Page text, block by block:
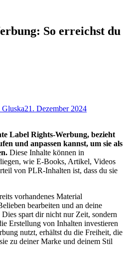
So erreichst du
21. Dezember 2024
Label Rights-Werbung, bezieht
und anpassen kannst, um sie als
Diese Inhalte können in
wie E-Books, Artikel, Videos
von PLR-Inhalten ist, dass du sie
vorhandenes Material
bearbeiten und an deine
spart dir nicht nur Zeit, sondern
Erstellung von Inhalten investieren
nutzt, erhältst du die Freiheit, die
zu deiner Marke und deinem Stil